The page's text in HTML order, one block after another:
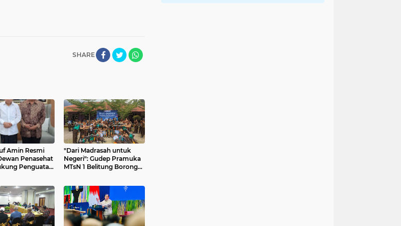
SHARE
Amin Resmi
Penasehat
Penguatan
"Dari Madrasah untuk
Negeri": Gudep Pramuka
MTsN 1 Belitung Borong